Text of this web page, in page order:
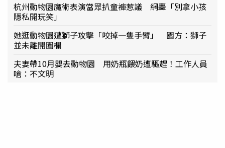
杭州動物園魔術表演當眾扒童褲惹議 網轟「別拿小孩
隱私開玩笑」
她逛動物園遭獅子攻擊「咬掉一隻手臂」 園方：獅子
並未離開圍欄
夫妻帶10月嬰去動物園 用奶瓶餵奶遭驅趕！工作人員
嗆：不文明